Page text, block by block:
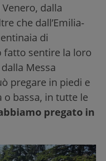
dalla
che dall’Emilia-
di
fatto sentire la loro
Messa
pregare in piedi e
o bassa, in tutte le
pregato in